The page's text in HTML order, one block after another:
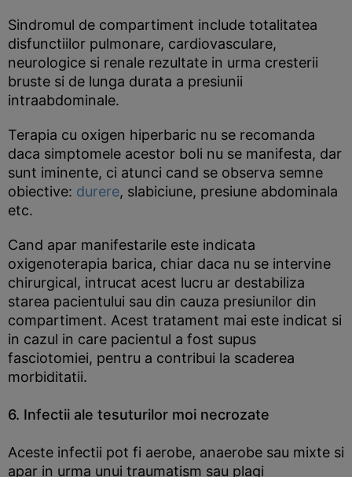
Sindromul de compartiment include totalitatea
disfunctiilor pulmonare, cardiovasculare,
neurologice si renale rezultate in urma cresterii
bruste si de lunga durata a presiunii
intraabdominale.
Terapia cu oxigen hiperbaric nu se recomanda
daca simptomele acestor boli nu se manifesta, dar
sunt iminente, ci atunci cand se observa semne
obiective: durere, slabiciune, presiune abdominala
etc.
Cand apar manifestarile este indicata
oxigenoterapia barica, chiar daca nu se intervine
chirurgical, intrucat acest lucru ar destabiliza
starea pacientului sau din cauza presiunilor din
compartiment. Acest tratament mai este indicat si
in cazul in care pacientul a fost supus
fasciotomiei, pentru a contribui la scaderea
morbiditatii.
6. Infectii ale tesuturilor moi necrozate
Aceste infectii pot fi aerobe, anaerobe sau mixte si
apar in urma unui traumatism sau plagi